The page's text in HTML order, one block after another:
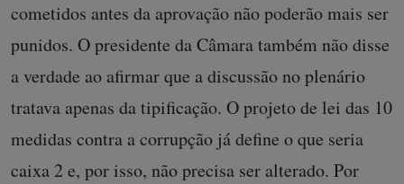
cometidos antes da aprovação não poderão mais ser
punidos. O presidente da Câmara também não disse
a verdade ao afirmar que a discussão no plenário
tratava apenas da tipificação. O projeto de lei das 10
medidas contra a corrupção já define o que seria
caixa 2 e, por isso, não precisa ser alterado. Por